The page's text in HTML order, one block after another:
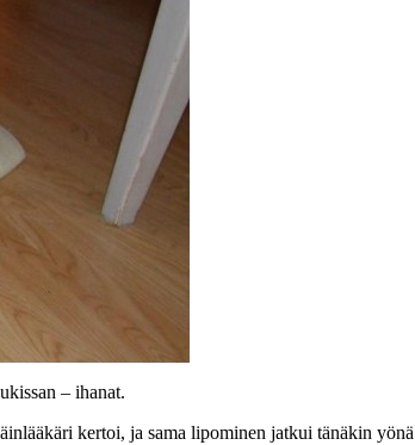
– ihanat.
kertoi, ja sama lipominen jatkui tänäkin yönä